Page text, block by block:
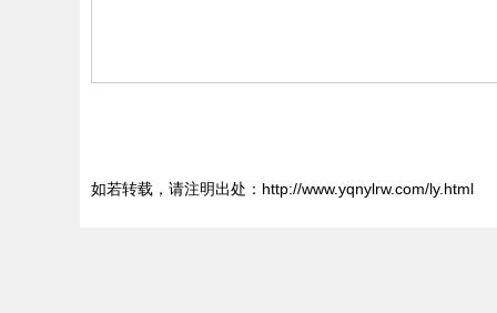
如若转载，请注明出处：http://www.yqnylrw.com/ly.html